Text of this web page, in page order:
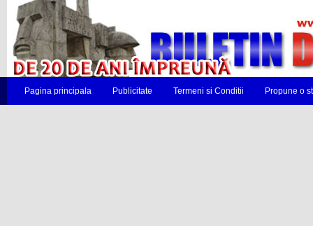
Pagina principala Publicitate Termeni si Conditii Propune o